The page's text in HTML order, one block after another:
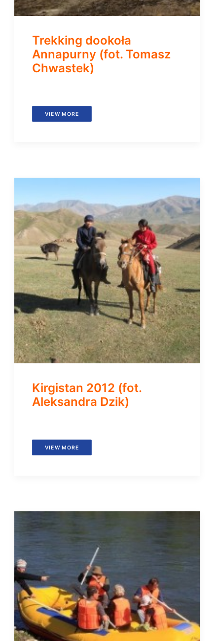
Trekking dookoła
Annapurny (fot. Tomasz
Chwastek)
VIEW MORE
Kirgistan 2012 (fot.
Aleksandra Dzik)
VIEW MORE